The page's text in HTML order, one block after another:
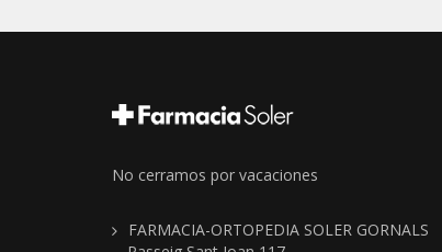
No cerramos por vacaciones
FARMACIA-ORTOPEDIA SOLER GORNALS